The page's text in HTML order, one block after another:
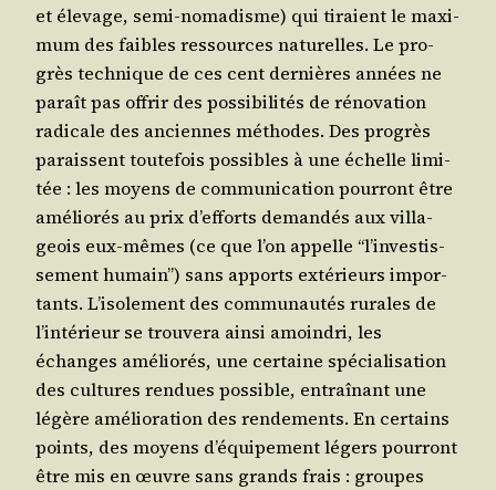
et éle­vage, semi-noma­disme) qui tiraient le maxi­
mum des faibles res­sources natu­relles. Le pro­
grès tech­nique de ces cent der­nières années ne
paraît pas offrir des pos­si­bi­li­tés de réno­va­tion
radi­cale des anciennes méthodes. Des pro­grès
paraissent tou­te­fois pos­sibles à une échelle limi­
tée : les moyens de com­mu­ni­ca­tion pour­ront être
amé­lio­rés au prix d’ef­forts deman­dés aux vil­la­
geois eux-mêmes (ce que l’on appelle “l’in­ves­tis­
se­ment humain”) sans apports exté­rieurs impor­
tants. L’i­so­le­ment des com­mu­nau­tés rurales de
l’in­té­rieur se trou­ve­ra ain­si amoin­dri, les
échanges amé­lio­rés, une cer­taine spé­cia­li­sa­tion
des cultures ren­dues pos­sible, entraî­nant une
légère amé­lio­ra­tion des ren­de­ments. En cer­tains
points, des moyens d’é­qui­pe­ment légers pour­ront
être mis en œuvre sans grands frais : groupes